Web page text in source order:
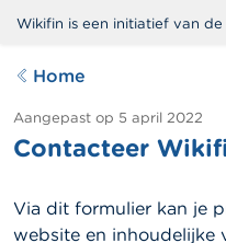
Overslaan
naar
inhoud
gaan
Wikifin is een initiatief van de
Home
Aangepast op 5 april 2022
Contacteer
Via dit formulier kan je
website en inhoudelijke